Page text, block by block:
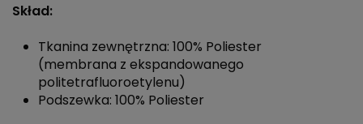
Skład:
Tkanina zewnętrzna: 100% Poliester
(membrana z ekspandowanego
politetrafluoroetylenu)
Podszewka: 100% Poliester